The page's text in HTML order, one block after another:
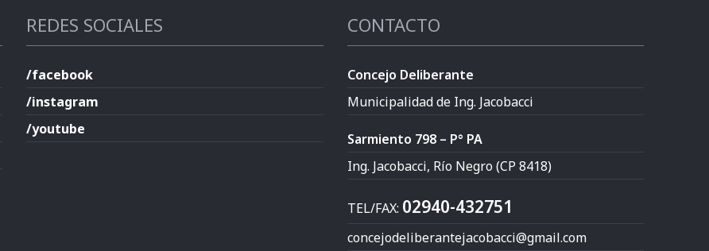
REDES SOCIALES
/facebook
/instagram
/youtube
CONTACTO
Concejo Deliberante
Municipalidad de Ing. Jacobacci
Sarmiento 798 – P° PA
Ing. Jacobacci, Río Negro (CP 8418)
TEL/FAX: 02940-432751
concejodeliberantejacobacci@gmail.com